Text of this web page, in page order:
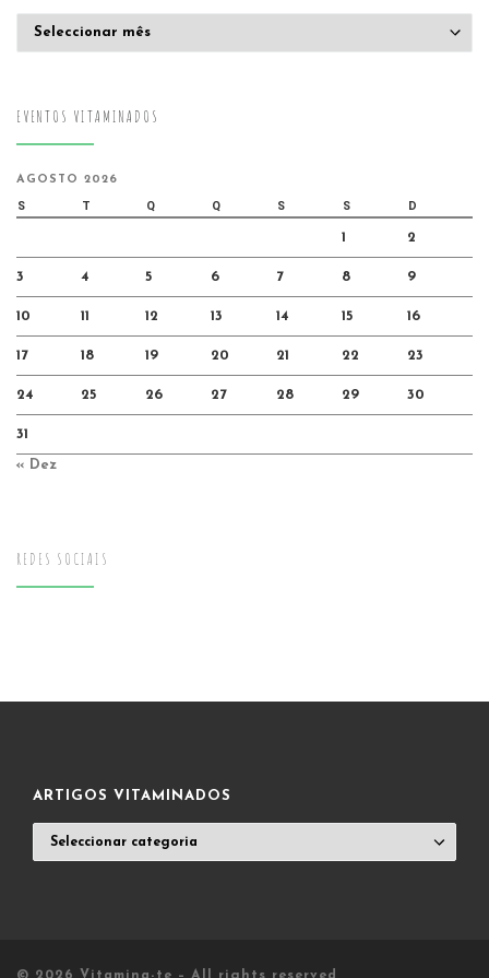
EVENTOS VITAMINADOS
AGOSTO 2026
S T Q Q S S D
1 2
3 4 5 6 7 8 9
10 11 12 13 14 15 16
17 18 19 20 21 22 23
24 25 26 27 28 29 30
31
« Dez
REDES SOCIAIS
ARTIGOS VITAMINADOS
VITAMINADOS